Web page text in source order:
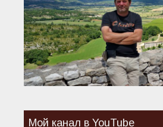
Мой канал в YouTube